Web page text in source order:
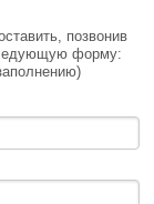
позвонив
форму: